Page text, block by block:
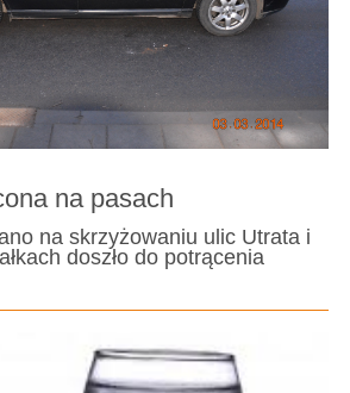
na pasach
na skrzyżowaniu ulic Utrata i
doszło do potrącenia